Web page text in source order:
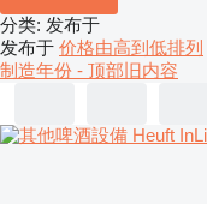
分类: 发布于
发布于 价格由高到低排列
制造年份 - 顶部旧内容